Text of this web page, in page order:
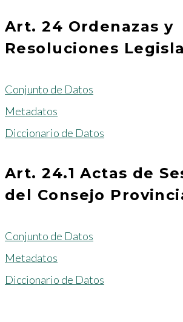
Art. 24 Ordenazas y
Resoluciones
Conjunto de Datos
Metadatos
Diccionario de Datos
Art. 24.1 Actas de
del Consejo
Conjunto de Datos
Metadatos
Diccionario de Datos